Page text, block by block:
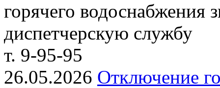
горячего водоснабжения
диспетчерскую службу
т. 9-95-95
26.05.2026 Отключение